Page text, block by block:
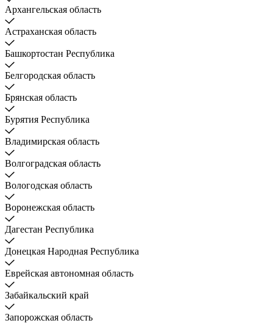
Архангельская область
Астраханская область
Башкортостан Республика
Белгородская область
Брянская область
Бурятия Республика
Владимирская область
Волгоградская область
Вологодская область
Воронежская область
Дагестан Республика
Донецкая Народная Республика
Еврейская автономная область
Забайкальский край
Запорожская область